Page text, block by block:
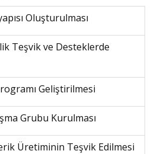
Oluşturulması
Teşvik ve Desteklerde
Geliştirilmesi
Grubu Kurulması
Üretiminin Teşvik Edilmesi